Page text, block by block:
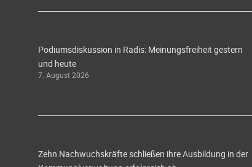
Podiumsdiskussion in Radis: Meinungsfreiheit gestern
und heute
7. August 2026
Zehn Nachwuchskräfte schließen ihre Ausbildung in der